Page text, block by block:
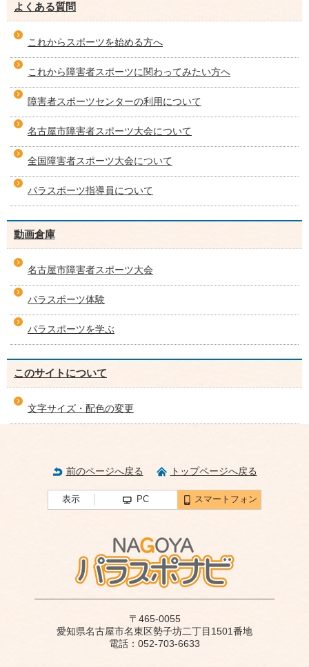
よくある質問
これからスポーツを始める方へ
これから障害者スポーツに関わってみたい方へ
障害者スポーツセンターの利用について
名古屋市障害者スポーツ大会について
全国障害者スポーツ大会について
パラスポーツ指導員について
動画倉庫
名古屋市障害者スポーツ大会
パラスポーツ体験
パラスポーツを学ぶ
このサイトについて
文字サイズ・配色の変更
前のページへ戻る トップページへ戻る
表示 PC スマートフォン
〒465-0055
愛知県名古屋市名東区勢子坊二丁目1501番地
電話：052-703-6633